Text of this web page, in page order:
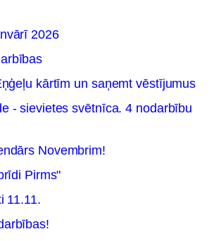
2026
kārtīm un saņemt vēstījumus
- sievietes svētnīca. 4 nodarbību
Novembrim!
Pirms"
11.11.